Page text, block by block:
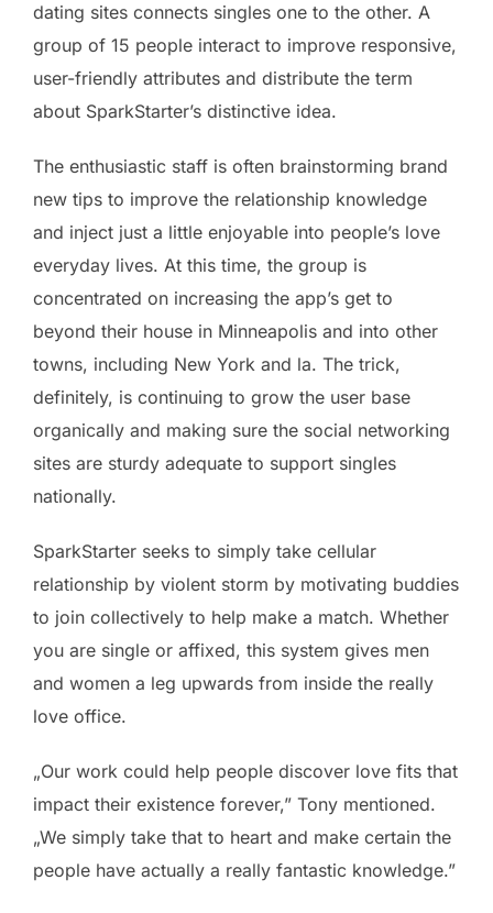
dating sites connects singles one to the other. A
group of 15 people interact to improve responsive,
user-friendly attributes and distribute the term
about SparkStarter’s distinctive idea.
The enthusiastic staff is often brainstorming brand
new tips to improve the relationship knowledge
and inject just a little enjoyable into people’s love
everyday lives. At this time, the group is
concentrated on increasing the app’s get to
beyond their house in Minneapolis and into other
towns, including New York and la. The trick,
definitely, is continuing to grow the user base
organically and making sure the social networking
sites are sturdy adequate to support singles
nationally.
SparkStarter seeks to simply take cellular
relationship by violent storm by motivating buddies
to join collectively to help make a match. Whether
you are single or affixed, this system gives men
and women a leg upwards from inside the really
love office.
„Our work could help people discover love fits that
impact their existence forever,” Tony mentioned.
„We simply take that to heart and make certain the
people have actually a really fantastic knowledge.”